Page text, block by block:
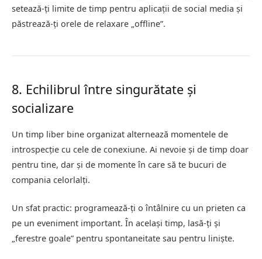
setează-ți limite de timp pentru aplicații de social media și
păstrează-ți orele de relaxare „offline”.
8. Echilibrul între singurătate și
socializare
Un timp liber bine organizat alternează momentele de
introspecție cu cele de conexiune. Ai nevoie și de timp doar
pentru tine, dar și de momente în care să te bucuri de
compania celorlalți.
Un sfat practic: programează-ți o întâlnire cu un prieten ca
pe un eveniment important. În același timp, lasă-ți și
„ferestre goale” pentru spontaneitate sau pentru liniște.